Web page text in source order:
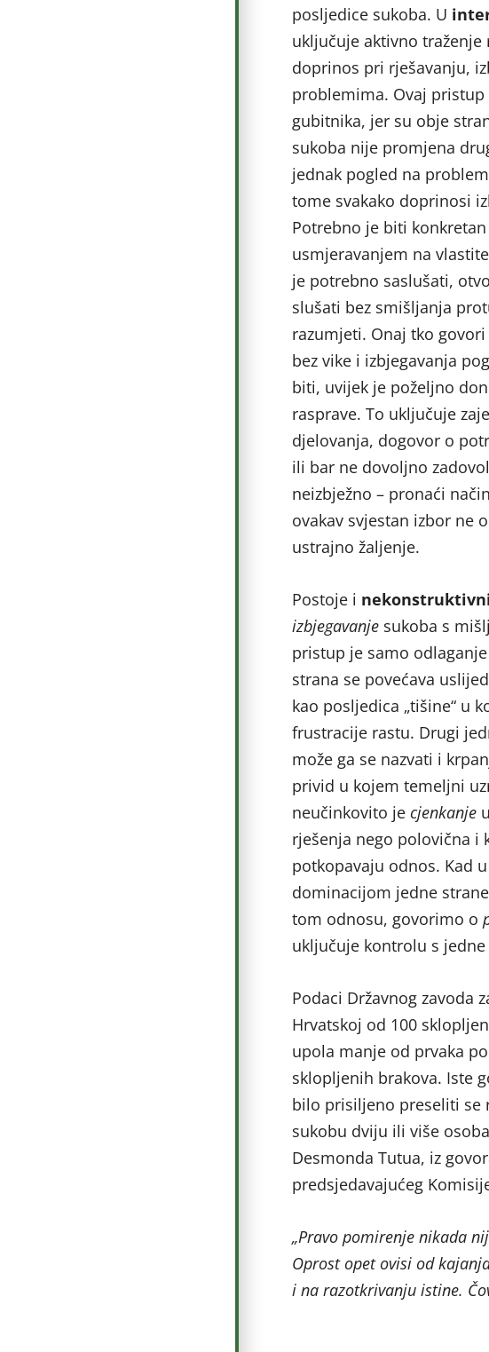
posljedice sukoba. U
uključuje aktivno traženje
doprinos pri rješavanju,
problemima. Ovaj
gubitnika, jer su obje
sukoba nije promjena
jednak pogled na
tome svakako doprinosi
Potrebno je biti
usmjeravanjem na
je potrebno saslušati,
slušati bez smišljanja
razumjeti. Onaj tko
bez vike i izbjegavanja
biti, uvijek je poželjno
rasprave. To uključuje
djelovanja, dogovor o
ili bar ne dovoljno
neizbježno – pronaći
ovakav svjestan izbor ne
ustrajno žaljenje.
Postoje i
izbjegavanjesukoba s
pristup je samo
strana se povećava
kao posljedica „tišine“ u
frustracije rastu. Drugi
može ga se nazvati i
privid u kojem temeljni
neučinkovito je cjenkanje
rješenja nego polovična i
potkopavaju odnos. Kad
dominacijom jedne
tom odnosu, govorimo o
uključuje kontrolu s
Podaci Državnog zavoda
Hrvatskoj od 100
upola manje od prvaka
sklopljenih brakova. Iste
bilo prisiljeno preseliti se
sukobu dviju ili više
Desmonda Tutua, iz
predsjedavajućeg
„Pravo pomirenje nikada
Oprost opet ovisi od
i na razotkrivanju istine.